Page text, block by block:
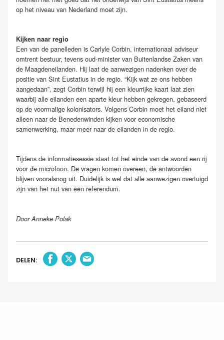
op het niveau van Nederland moet zijn.
Kijken naar regio
Een van de panelleden is Carlyle Corbin, internationaal adviseur
omtrent bestuur, tevens oud-minister van Buitenlandse Zaken van
de Maagdeneilanden. Hij laat de aanwezigen nadenken over de
positie van Sint Eustatius in de regio. “Kijk wat ze ons hebben
aangedaan”, zegt Corbin terwijl hij een kleurrijke kaart laat zien
waarbij alle eilanden een aparte kleur hebben gekregen, gebaseerd
op de voormalige kolonisators. Volgens Corbin moet het eiland niet
alleen naar de Benedenwinden kijken voor economische
samenwerking, maar meer naar de eilanden in de regio.
Tijdens de informatiesessie staat tot het einde van de avond een rij
voor de microfoon. De vragen komen overeen, de antwoorden
blijven vooralsnog uit. Duidelijk is wel dat alle aanwezigen overtuigd
zijn van het nut van een referendum.
Door Anneke Polak
DELEN: